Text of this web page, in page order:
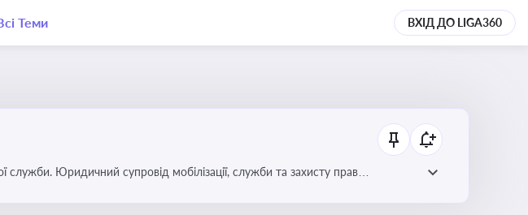
Теми ВХІД ДО LIGA360
служби. Юридичний супровід мобілізації, служби та захисту прав